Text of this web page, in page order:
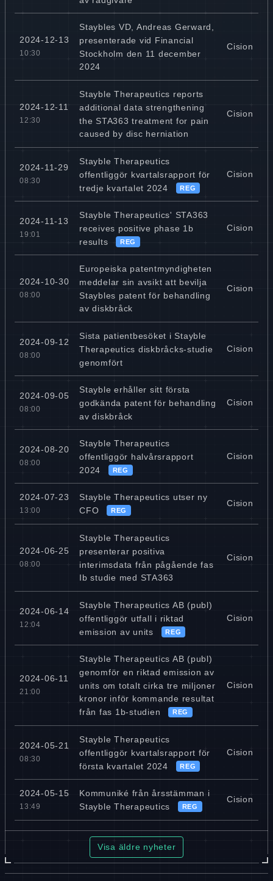
2024-12-13
10:30
Staybles VD, Andreas Gerward,
presenterade vid Financial
Stockholm den 11 december
2024
Cision
2024-12-11
12:30
Stayble Therapeutics reports
additional data strengthening
the STA363 treatment for pain
caused by disc herniation
Cision
2024-11-29
08:30
Stayble Therapeutics
offentliggör kvartalsrapport för
tredje kvartalet 2024
REG
Cision
2024-11-13
19:01
Stayble Therapeutics' STA363
receives positive phase 1b
results
REG
Cision
2024-10-30
08:00
Europeiska patentmyndigheten
meddelar sin avsikt att bevilja
Staybles patent för behandling
av diskbråck
Cision
2024-09-12
08:00
Sista patientbesöket i Stayble
Therapeutics diskbråcks-studie
genomfört
Cision
2024-09-05
08:00
Stayble erhåller sitt första
godkända patent för behandling
av diskbråck
Cision
2024-08-20
08:00
Stayble Therapeutics
offentliggör halvårsrapport
2024
REG
Cision
2024-07-23
13:00
Stayble Therapeutics utser ny
CFO
REG
Cision
2024-06-25
08:00
Stayble Therapeutics
presenterar positiva
interimsdata från pågående fas
Ib studie med STA363
Cision
2024-06-14
12:04
Stayble Therapeutics AB (publ)
offentliggör utfall i riktad
emission av units
REG
Cision
2024-06-11
21:00
Stayble Therapeutics AB (publ)
genomför en riktad emission av
units om totalt cirka tre miljoner
kronor inför kommande resultat
från fas 1b-studien
REG
Cision
2024-05-21
08:30
Stayble Therapeutics
offentliggör kvartalsrapport för
första kvartalet 2024
REG
Cision
2024-05-15
13:49
Kommuniké från årsstämman i
Stayble Therapeutics
REG
Cision
Visa äldre nyheter